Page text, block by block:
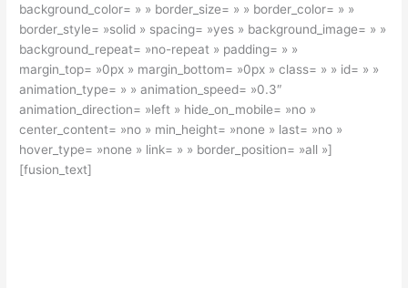
background_color= » » border_size= » » border_color= » »
border_style= »solid » spacing= »yes » background_image= » »
background_repeat= »no-repeat » padding= » »
margin_top= »0px » margin_bottom= »0px » class= » » id= » »
animation_type= » » animation_speed= »0.3″
animation_direction= »left » hide_on_mobile= »no »
center_content= »no » min_height= »none » last= »no »
hover_type= »none » link= » » border_position= »all »]
[fusion_text]